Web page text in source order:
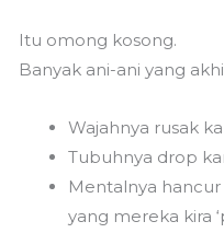
Itu omong kosong.
Banyak ani-ani yang
Wajahnya rusak
Tubuhnya drop
Mentalnya
yang mereka kira